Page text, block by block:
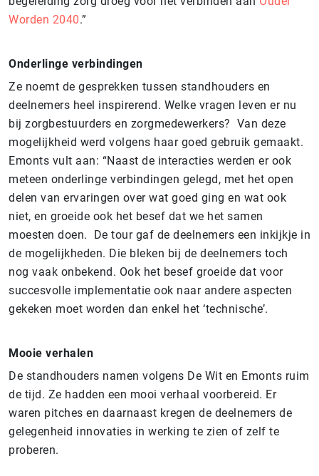
Worden 2040.”
Onderlinge verbindingen
Ze noemt de gesprekken tussen standhouders en
deelnemers heel inspirerend. Welke vragen leven er nu
bij zorgbestuurders en zorgmedewerkers? Van deze
mogelijkheid werd volgens haar goed gebruik gemaakt.
Emonts vult aan: “Naast de interacties werden er ook
meteen onderlinge verbindingen gelegd, met het open
delen van ervaringen over wat goed ging en wat ook
niet, en groeide ook het besef dat we het samen
moesten doen. De tour gaf de deelnemers een inkijkje in
de mogelijkheden. Die bleken bij de deelnemers toch
nog vaak onbekend. Ook het besef groeide dat voor
succesvolle implementatie ook naar andere aspecten
gekeken moet worden dan enkel het ‘technische’.
Mooie verhalen
De standhouders namen volgens De Wit en Emonts ruim
de tijd. Ze hadden een mooi verhaal voorbereid. Er
waren pitches en daarnaast kregen de deelnemers de
gelegenheid innovaties in werking te zien of zelf te
proberen.